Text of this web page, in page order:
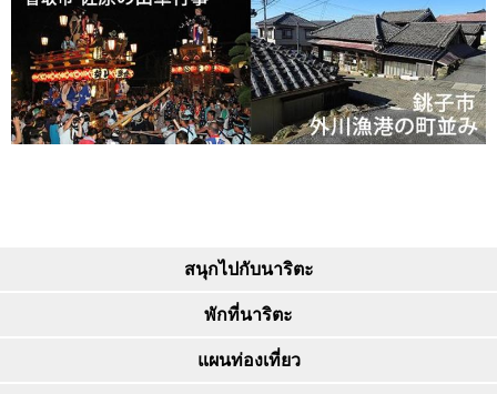
สนุกไปกับนาริตะ
พักที่นาริตะ
แผนท่องเที่ยว